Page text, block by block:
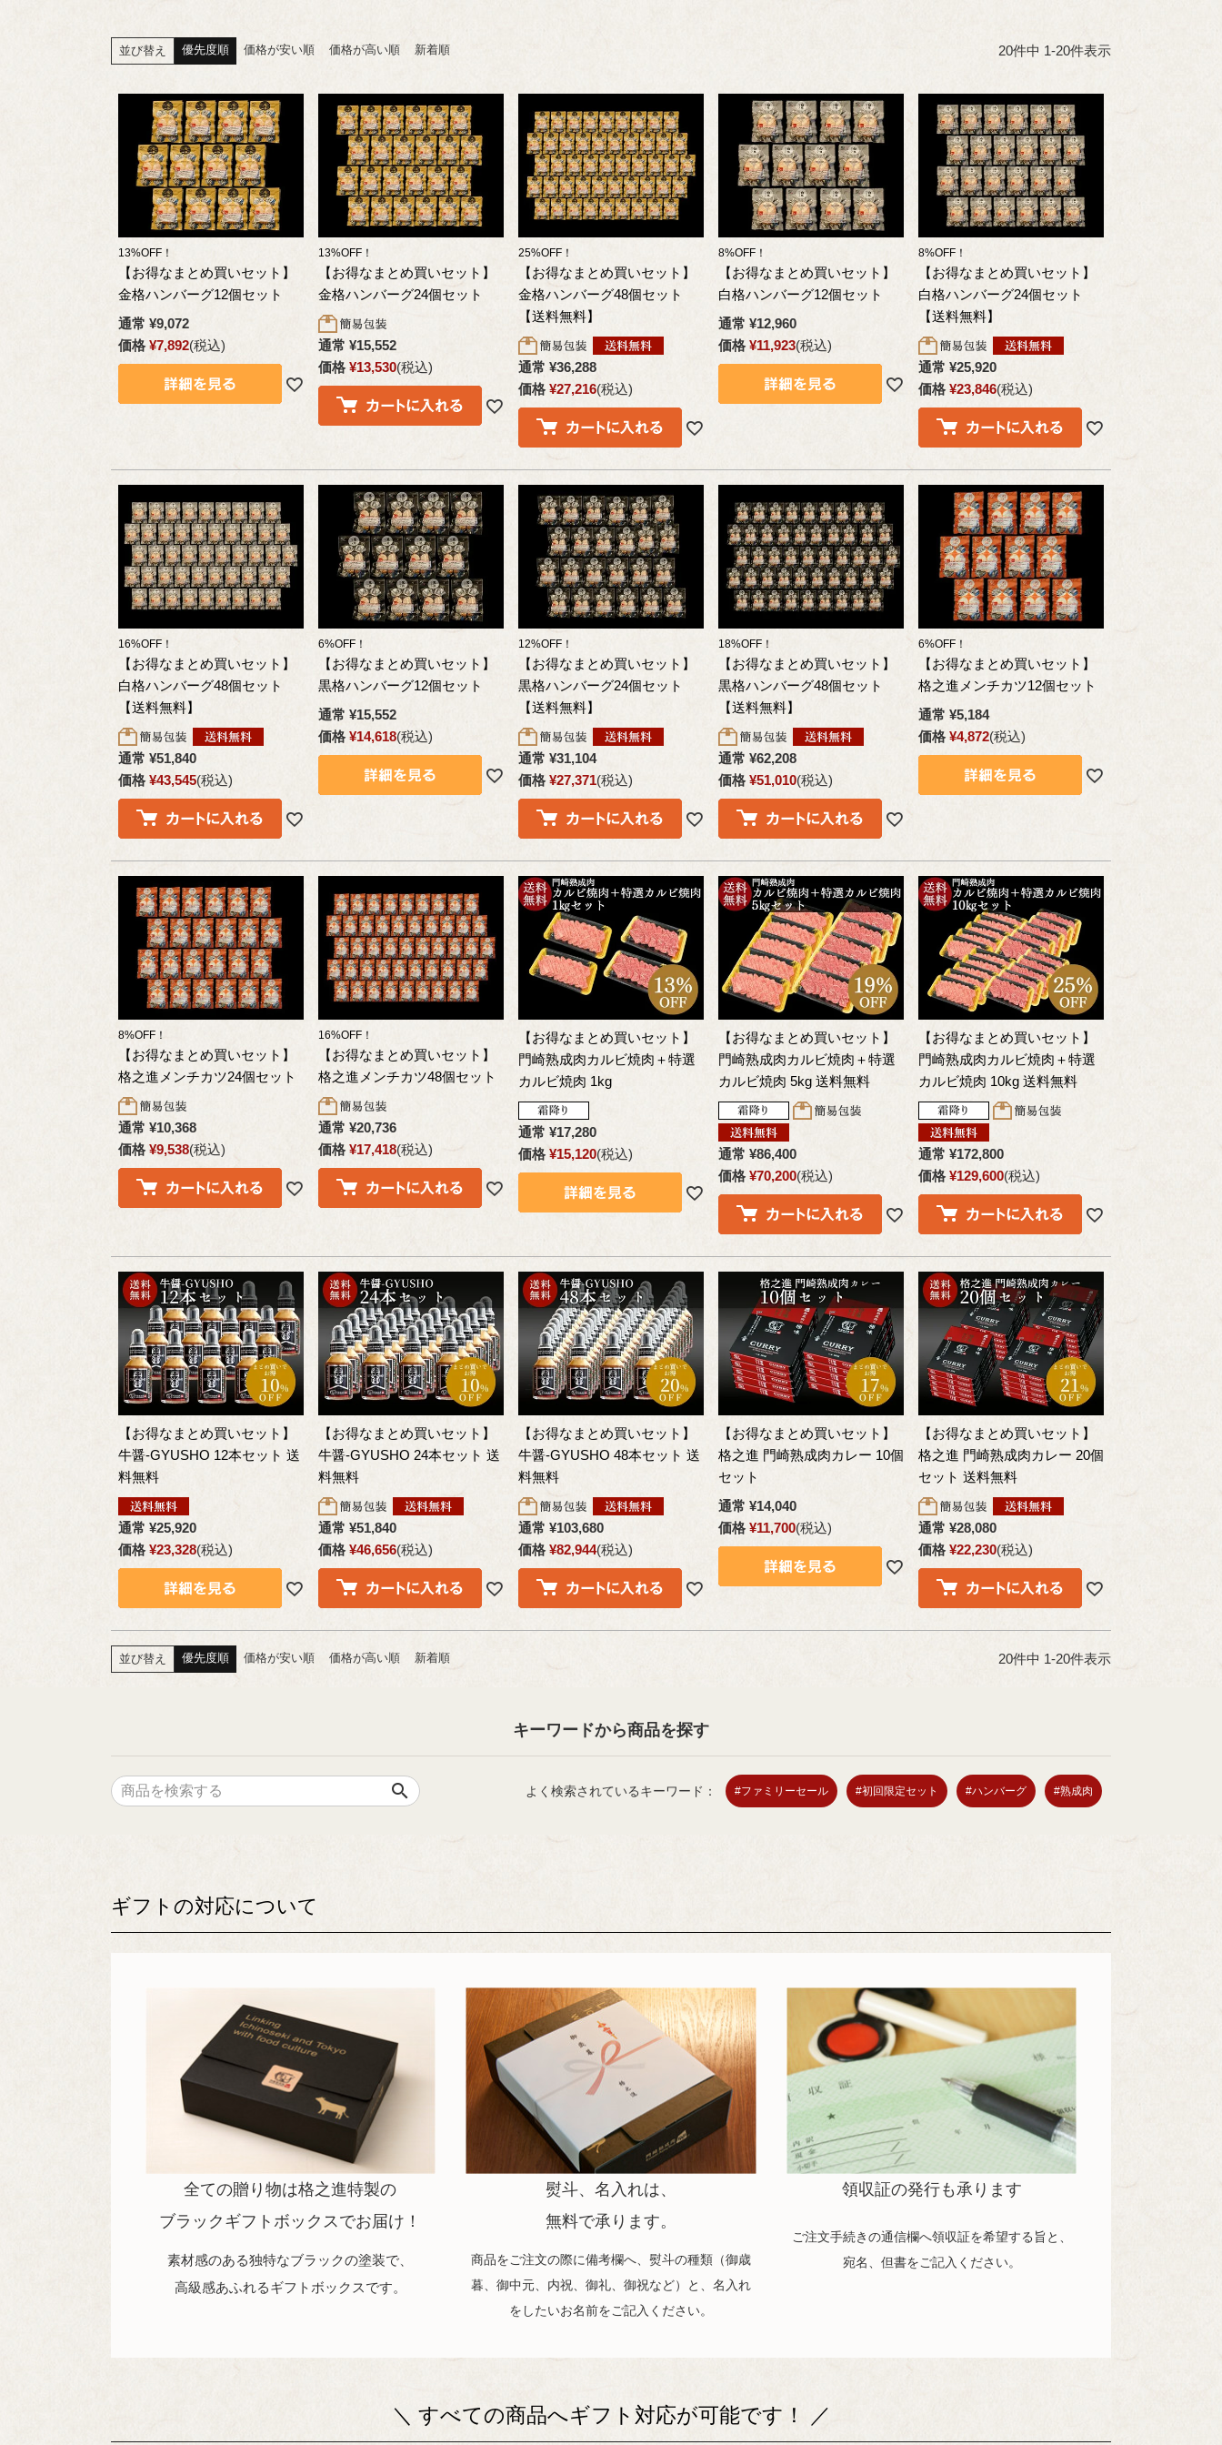
並び替え 優先度順 価格が安い順 価格が高い順 新着順 20件中 1-20件表示
13%OFF！
【お得なまとめ買いセット】
金格ハンバーグ12個セット
通常 ¥9,072
価格 ¥7,892 税込
13%OFF！
【お得なまとめ買いセット】
金格ハンバーグ24個セット
通常 ¥15,552
価格 ¥13,530 税込
25%OFF！
【お得なまとめ買いセット】
金格ハンバーグ48個セット
【送料無料】
通常 ¥36,288
価格 ¥27,216 税込
8%OFF！
【お得なまとめ買いセット】
白格ハンバーグ12個セット
通常 ¥12,960
価格 ¥11,923 税込
8%OFF！
【お得なまとめ買いセット】
白格ハンバーグ24個セット
【送料無料】
通常 ¥25,920
価格 ¥23,846 税込
16%OFF！
【お得なまとめ買いセット】
白格ハンバーグ48個セット
【送料無料】
通常 ¥51,840
価格 ¥43,545 税込
6%OFF！
【お得なまとめ買いセット】
黒格ハンバーグ12個セット
通常 ¥15,552
価格 ¥14,618 税込
12%OFF！
【お得なまとめ買いセット】
黒格ハンバーグ24個セット
【送料無料】
通常 ¥31,104
価格 ¥27,371 税込
18%OFF！
【お得なまとめ買いセット】
黒格ハンバーグ48個セット
【送料無料】
通常 ¥62,208
価格 ¥51,010 税込
6%OFF！
【お得なまとめ買いセット】
格之進メンチカツ12個セット
通常 ¥5,184
価格 ¥4,872 税込
8%OFF！
【お得なまとめ買いセット】
格之進メンチカツ24個セット
通常 ¥10,368
価格 ¥9,538 税込
16%OFF！
【お得なまとめ買いセット】
格之進メンチカツ48個セット
通常 ¥20,736
価格 ¥17,418 税込
【お得なまとめ買いセット】
門崎熟成肉カルビ焼肉＋特選
カルビ焼肉 1kg
通常 ¥17,280
価格 ¥15,120 税込
【お得なまとめ買いセット】
門崎熟成肉カルビ焼肉＋特選
カルビ焼肉 5kg 送料無料
通常 ¥86,400
価格 ¥70,200 税込
【お得なまとめ買いセット】
門崎熟成肉カルビ焼肉＋特選
カルビ焼肉 10kg 送料無料
通常 ¥172,800
価格 ¥129,600 税込
【お得なまとめ買いセット】
牛醤-GYUSHO 12本セット 送
料無料
通常 ¥25,920
価格 ¥23,328 税込
【お得なまとめ買いセット】
牛醤-GYUSHO 24本セット 送
料無料
通常 ¥51,840
価格 ¥46,656 税込
【お得なまとめ買いセット】
牛醤-GYUSHO 48本セット 送
料無料
通常 ¥103,680
価格 ¥82,944 税込
【お得なまとめ買いセット】
格之進 門崎熟成肉カレー 10個
セット
通常 ¥14,040
価格 ¥11,700 税込
【お得なまとめ買いセット】
格之進 門崎熟成肉カレー 20個
セット 送料無料
通常 ¥28,080
価格 ¥22,230 税込
並び替え 優先度順 価格が安い順 価格が高い順 新着順 20件中 1-20件表示
キーワードから商品を探す
search よく検索されているキーワード： #ファミリーセール #初回限定セット #ハンバーグ #熟成肉
ギフトの対応について
全ての贈り物は格之進特製の
ブラックギフトボックスでお届け！
素材感のある独特なブラックの塗装で、
高級感あふれるギフトボックスです。
熨斗、名入れは、
無料で承ります。
商品をご注文の際に備考欄へ、熨斗の種類（御歳
暮、御中元、内祝、御礼、御祝など）と、名入れ
をしたいお名前をご記入ください。
領収証の発行も承ります
ご注文手続きの通信欄へ領収証を希望する旨と、
宛名、但書をご記入ください。
＼ すべての商品へギフト対応が可能です！ ／